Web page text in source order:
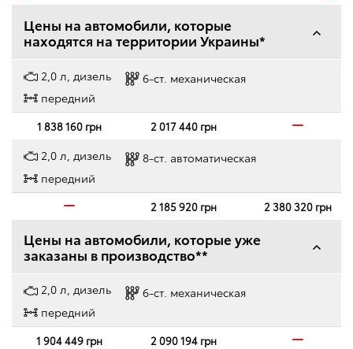
Цены на автомобили, которые
находятся на территории Украины*
2,0 л, дизель
6-ст. механическая
передний
1 838 160 грн 2 017 440 грн
2,0 л, дизель
8-ст. автоматическая
передний
2 185 920 грн 2 380 320 грн
Цены на автомобили, которые уже
заказаны в производство**
2,0 л, дизель
6-ст. механическая
передний
1 904 449 грн 2 090 194 грн